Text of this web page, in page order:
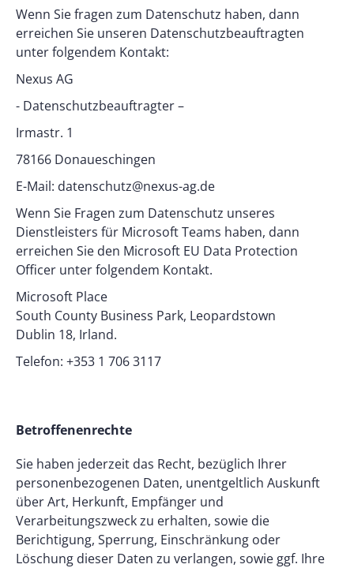
Wenn Sie fragen zum Datenschutz haben, dann
erreichen Sie unseren Datenschutzbeauftragten
unter folgendem Kontakt:
Nexus AG
- Datenschutzbeauftragter –
Irmastr. 1
78166 Donaueschingen
E-Mail: datenschutz@nexus-ag.de
Wenn Sie Fragen zum Datenschutz unseres
Dienstleisters für Microsoft Teams haben, dann
erreichen Sie den Microsoft EU Data Protection
Officer unter folgendem Kontakt.
Microsoft Place
South County Business Park, Leopardstown
Dublin 18, Irland.
Telefon: +353 1 706 3117
Betroffenenrechte
Sie haben jederzeit das Recht, bezüglich Ihrer
personenbezogenen Daten, unentgeltlich Auskunft
über Art, Herkunft, Empfänger und
Verarbeitungszweck zu erhalten, sowie die
Berichtigung, Sperrung, Einschränkung oder
Löschung dieser Daten zu verlangen, sowie ggf. Ihre